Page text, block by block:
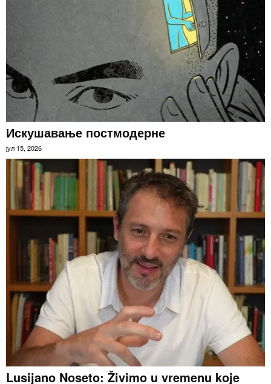
Искушавање постмодерне
јул 15, 2026
Lusijano Noseto: Živimo u vremenu koje